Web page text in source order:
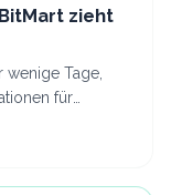
zieht
wenige Tage,
für
nun die